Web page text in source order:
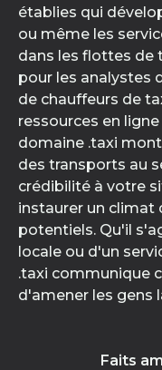
établies qui
ou même les
dans les flottes de
pour les analystes
de chauffeurs de
ressources en
domaine .taxi
des transports au
crédibilité à votre
instaurer un climat
potentiels. Qu'il
locale ou d'un
.taxi communique
d'amener les gens
Faits